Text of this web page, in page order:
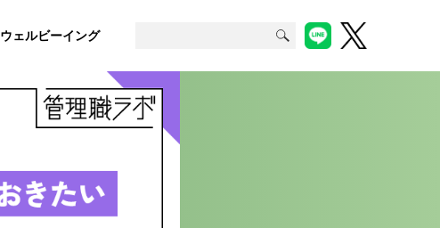
ウェルビーイング